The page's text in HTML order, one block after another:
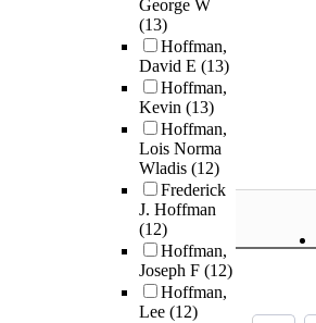
George W
(13)
Hoffman,
David E (13)
Hoffman,
Kevin (13)
Hoffman,
Lois Norma
Wladis (12)
Frederick
J. Hoffman
(12)
Hoffman,
Joseph F (12)
Hoffman,
Lee (12)